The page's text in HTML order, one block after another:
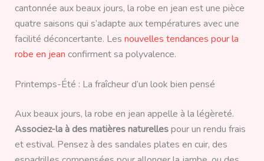
cantonnée aux beaux jours, la robe en jean est une pièce
quatre saisons qui s’adapte aux températures avec une
facilité déconcertante. Les nouvelles tendances pour la
robe en jean confirment sa polyvalence.
Printemps-Été : La fraîcheur d’un look bien pensé
Aux beaux jours, la robe en jean appelle à la légèreté.
Associez-la à des matières naturellespour un rendu frais
et estival. Pensez à des sandales plates en cuir, des